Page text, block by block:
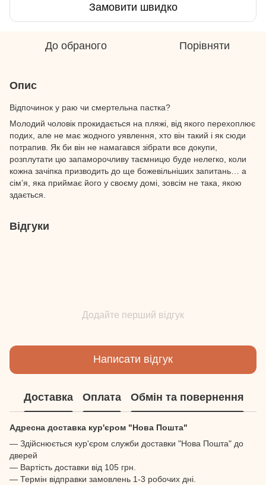
Замовити швидко
До обраного Порівняти
Опис
Відпочинок у раю чи смертельна пастка?
Молодий чоловік прокидається на пляжі, від якого перехоплює
подих, але не має жодного уявлення, хто він такий і як сюди
потрапив. Як би він не намагався зібрати все докупи,
розплутати цю запаморочливу таємницю буде нелегко, коли
кожна зачіпка призводить до ще божевільніших запитань… а
сім’я, яка приймає його у своєму домі, зовсім не така, якою
здається.
Відгуки
Додайте перший відгук
Написати відгук
Доставка Оплата Обмін та повернення
Адресна доставка кур'єром "Нова Пошта"
— Здійснюється кур'єром служби доставки "Нова Пошта" до
дверей
— Вартість доставки від 105 грн.
— Термін відправки замовлень 1-3 робочих дні.